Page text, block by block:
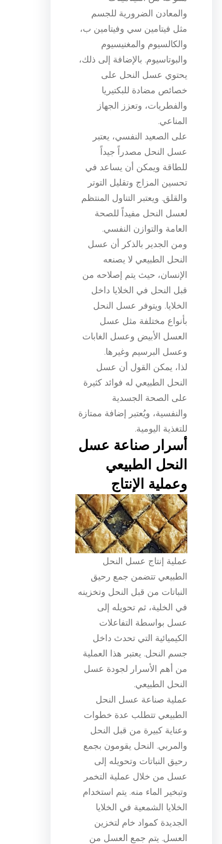
والمعادن الضرورية للجسم
مثل فيتامين سي وفيتامين ب،
والكالسيوم والمغنيسيوم
والبوتاسيوم. بالإضافة إلى ذلك،
يحتوي عسل النحل على
خصائص مضادة للبكتيريا
والفطريات، وتعزز الجهاز
المناعي.
على الصعيد النفسي، يعتبر
عسل النحل مصدراً جيداً
للطاقة ويمكن أن يساعد في
تحسين المزاج وتقليل التوتر
والقلق. ويعتبر التناول المنتظم
لعسل النحل مفيداً للصحة
العامة والتوازن النفسي.
ومن الجدير بالذكر أن عسل
النحل الطبيعي لا يصنعه
الإنسان، حيث يتم إصلاحه من
قبل النحل في الخلايا داخل
الخلايا. ويتوفر عسل النحل
بأنواع مختلفة مثل عسل
العسل الأبيض وعسل الغابات
وعسل البرسيم وغيرها.
لذا، يمكن القول أن عسل
النحل الطبيعي له فوائد كثيرة
على الصحة الجسدية
والنفسية، ويُعتبر إضافة ممتازة
للتغذية اليومية.
أسرار صناعة عسل
النحل الطبيعي
وعملية الإنتاج
عملية إنتاج عسل النحل
الطبيعي تتضمن جمع رحيق
النباتات من قبل النحل وتخزينه
في الخلية، ثم تحويله إلى
عسل بواسطة التفاعلات
الكيميائية التي تحدث داخل
جسم النحل. يعتبر هذا العملية
من أهم الأسرار لجودة عسل
النحل الطبيعي.
عملية صناعة عسل النحل
الطبيعي تتطلب عدة خطوات
وعناية كبيرة من قبل النحل
والمربي. النحل يقومون بجمع
رحيق النباتات وتحويله إلى
عسل من خلال عملية التخمر
وتبخير الماء منه. يتم استخدام
الخلايا الشمعية في الخلايا
الجديدة كمواد خام لتخزين
العسل. يتم جمع العسل من